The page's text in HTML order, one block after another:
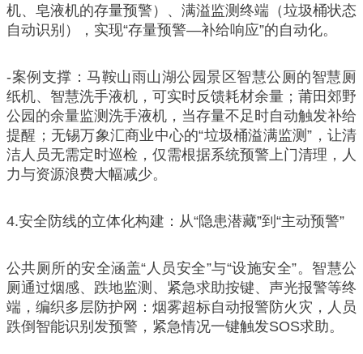
机、皂液机的存量预警）、满溢监测终端（垃圾桶状态
自动识别），实现“存量预警—补给响应”的自动化。
-案例支撑：马鞍山雨山湖公园景区智慧公厕的智慧厕
纸机、智慧洗手液机，可实时反馈耗材余量；莆田郊野
公园的余量监测洗手液机，当存量不足时自动触发补给
提醒；无锡万象汇商业中心的“垃圾桶溢满监测”，让清
洁人员无需定时巡检，仅需根据系统预警上门清理，人
力与资源浪费大幅减少。
4.安全防线的立体化构建：从“隐患潜藏”到“主动预警”
公共厕所的安全涵盖“人员安全”与“设施安全”。智慧公
厕通过烟感、跌地监测、紧急求助按键、声光报警等终
端，编织多层防护网：烟雾超标自动报警防火灾，人员
跌倒智能识别发预警，紧急情况一键触发SOS求助。